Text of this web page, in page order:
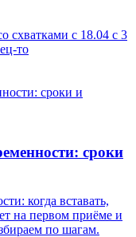
схватками с 18.04 с 3
то
сроки
когда вставать,
на первом приёме и
по шагам.